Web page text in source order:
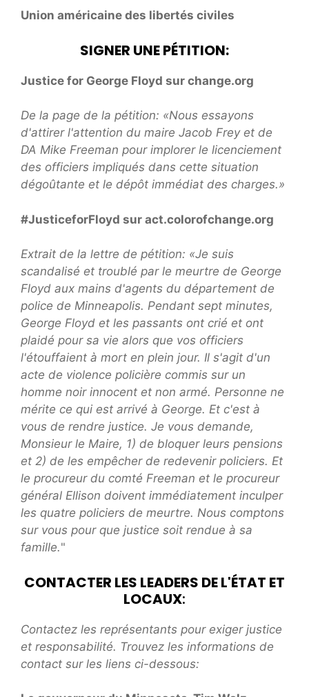
Union américaine des libertés civiles
SIGNER UNE PÉTITION:
Justice for George Floyd sur change.org
De la page de la pétition: «Nous essayons
d'attirer l'attention du maire Jacob Frey et de
DA Mike Freeman pour implorer le licenciement
des officiers impliqués dans cette situation
dégoûtante et le dépôt immédiat des charges.»
#JusticeforFloyd sur act.colorofchange.org
Extrait de la lettre de pétition: «Je suis
scandalisé et troublé par le meurtre de George
Floyd aux mains d'agents du département de
police de Minneapolis. Pendant sept minutes,
George Floyd et les passants ont crié et ont
plaidé pour sa vie alors que vos officiers
l'étouffaient à mort en plein jour. Il s'agit d'un
acte de violence policière commis sur un
homme noir innocent et non armé. Personne ne
mérite ce qui est arrivé à George. Et c'est à
vous de rendre justice. Je vous demande,
Monsieur le Maire, 1) de bloquer leurs pensions
et 2) de les empêcher de redevenir policiers. Et
le procureur du comté Freeman et le procureur
général Ellison doivent immédiatement inculper
les quatre policiers de meurtre. Nous comptons
sur vous pour que justice soit rendue à sa
famille."
CONTACTER LES LEADERS DE L'ÉTAT ET
LOCAUX:
Contactez les représentants pour exiger justice
et responsabilité. Trouvez les informations de
contact sur les liens ci-dessous: